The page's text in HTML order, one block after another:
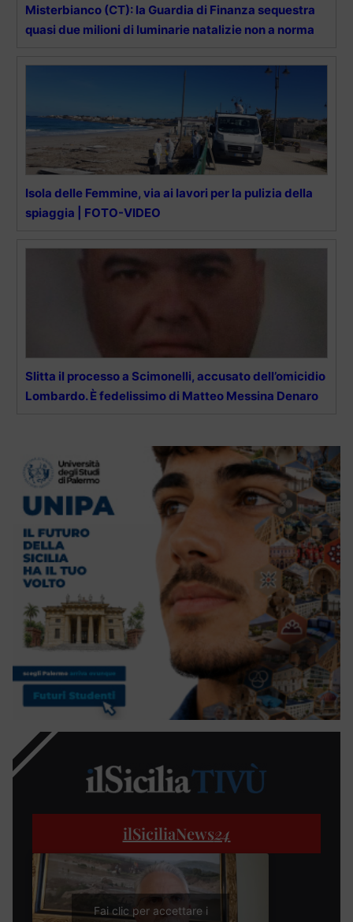
Misterbianco (CT): la Guardia di Finanza sequestra
quasi due milioni di luminarie natalizie non a norma
Isola delle Femmine, via ai lavori per la pulizia della
spiaggia | FOTO-VIDEO
Slitta il processo a Scimonelli, accusato dell’omicidio
Lombardo. È fedelissimo di Matteo Messina Denaro
ilSiciliaNews24
Fai clic per accettare i